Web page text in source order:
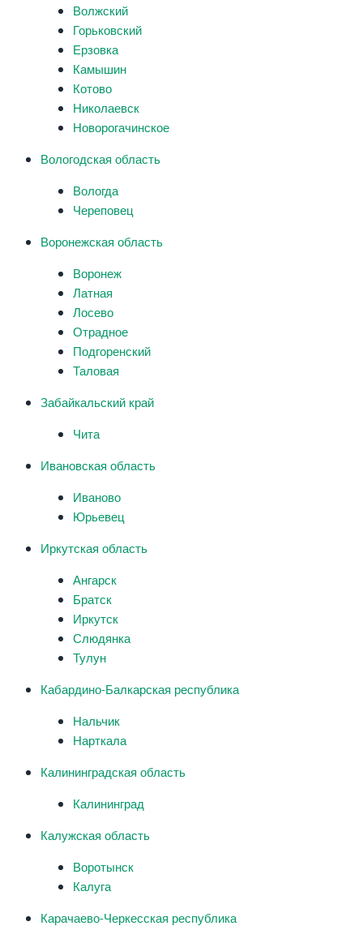
Волжский
Горьковский
Ерзовка
Камышин
Котово
Николаевск
Новорогачинское
Вологодская область
Вологда
Череповец
Воронежская область
Воронеж
Латная
Лосево
Отрадное
Подгоренский
Таловая
Забайкальский край
Чита
Ивановская область
Иваново
Юрьевец
Иркутская область
Ангарск
Братск
Иркутск
Слюдянка
Тулун
Кабардино-Балкарская республика
Нальчик
Нарткала
Калининградская область
Калининград
Калужская область
Воротынск
Калуга
Карачаево-Черкесская республика